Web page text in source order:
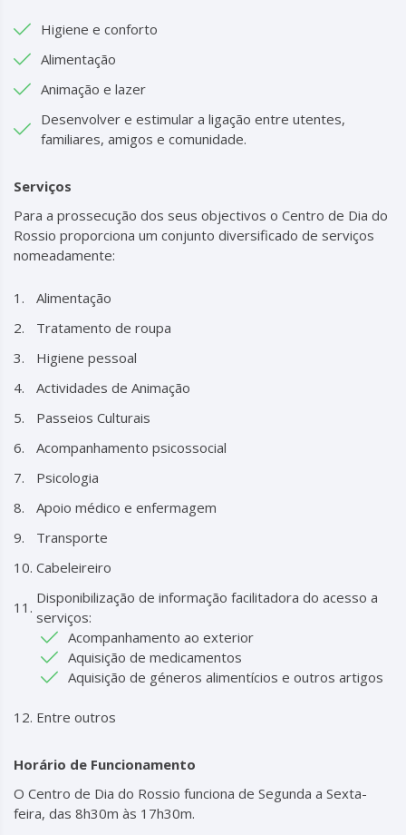
Higiene e conforto
Alimentação
Animação e lazer
Desenvolver e estimular a ligação entre utentes,
familiares, amigos e comunidade.
Serviços
Para a prossecução dos seus objectivos o Centro de Dia do
Rossio proporciona um conjunto diversificado de serviços
nomeadamente:
Alimentação
Tratamento de roupa
Higiene pessoal
Actividades de Animação
Passeios Culturais
Acompanhamento psicossocial
Psicologia
Apoio médico e enfermagem
Transporte
Cabeleireiro
Disponibilização de informação facilitadora do acesso a
serviços:
Acompanhamento ao exterior
Aquisição de medicamentos
Aquisição de géneros alimentícios e outros artigos
Entre outros
Horário de Funcionamento
O Centro de Dia do Rossio funciona de Segunda a Sexta-
feira, das 8h30m às 17h30m.